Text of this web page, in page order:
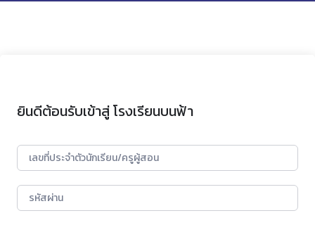
ยินดีต้อนรับเข้าสู่ โรงเรียนบนฟ้า